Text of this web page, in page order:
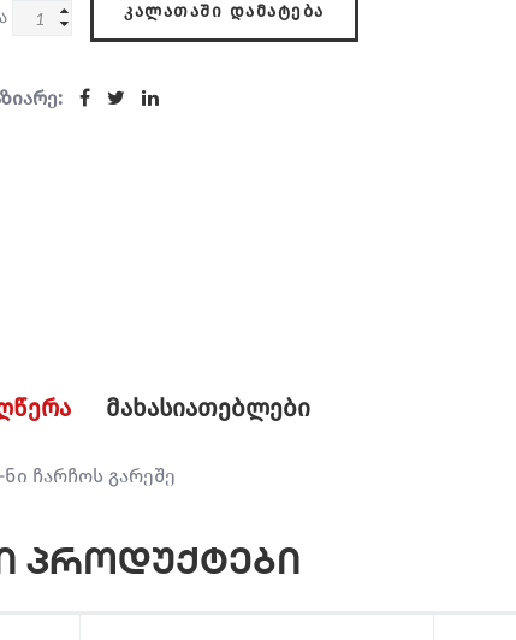
ᲙᲐᲚᲐᲗᲐᲨᲘ ᲓᲐᲛᲐᲢᲔᲑᲐ
მახასიათებლები
ნი ჩარჩოს გარეშე
პროდუქტები